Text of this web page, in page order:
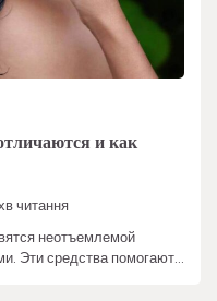
и как
читання
неотъемлемой
Эти средства помогают…